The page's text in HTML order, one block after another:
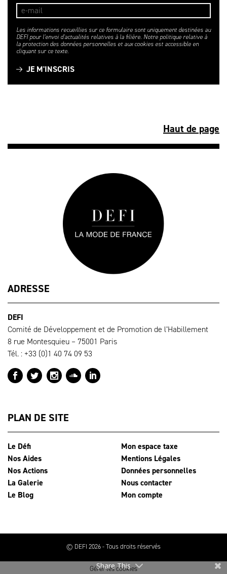
Les informations recueillies sur ce formulaire sont uniquement destinées au
DEFI pour l'envoi d'actualités relatives à la filière. Notre politique relative à
la protection des données personnelles et aux cookies est accessible en
cliquant sur ce texte.
Haut de page
ADRESSE
DEFI
Comité de Développement et de Promotion de l’Habillement
8 rue Montesquieu – 75001 Paris
Tél. : +33 (0)1 40 74 09 53
PLAN DE SITE
Le Défi
Nos Aides
Nos Actions
La Galerie
Le Blog
Mon espace taxe
Mentions Légales
Données personnelles
Nous contacter
Mon compte
© DEFI 2026 - Tous droits réservés
Gérer les cookies
Share This